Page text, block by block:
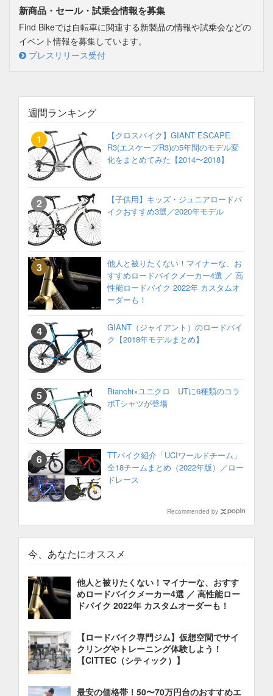
新商品・セール・試乗会情報を募集
Find Bikeでは自転車に関連する新製品の情報や試乗会などの
イベント情報を募集しています。
プレスリリース受付
週間ランキング
【クロスバイク】GIANT ESCAPE
R3(エスケープR3)の5年間のモデル変
化をまとめてみた【2014〜2018】
【子供用】キッズ・ジュニアロードバ
イクおすすめ3選／2020年モデル
他人と被りたくない！マイナーな、お
すすめロードバイクメーカー4選 ／ 高
性能ロードバイク 2022年 カスタムオ
ーダーも！
GIANT（ジャイアント）のロードバイ
ク【2018年モデルまとめ】
Bianchi×ユニクロ UTに6種類のコラ
ボTシャツが登場
TTバイク紹介「UCIワールドチーム」
全18チームまとめ（2022年版）／ロー
ドレース
Recommended by
今、あなたにオススメ
他人と被りたくない！マイナーな、おすす
めロードバイクメーカー4選 ／ 高性能ロー
ドバイク 2022年 カスタムオーダーも！
【ロードバイク専門ジム】仮想空間でサイ
クリングやトレーニング体験しよう！
【CITTEC（シティック）】
最安の価格帯！50〜70万円台のおすすめエ